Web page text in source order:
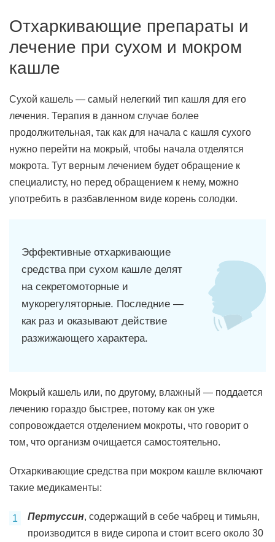
Отхаркивающие препараты и
лечение при сухом и мокром
кашле
Сухой кашель — самый нелегкий тип кашля для его
лечения. Терапия в данном случае более
продолжительная, так как для начала с кашля сухого
нужно перейти на мокрый, чтобы начала отделятся
мокрота. Тут верным лечением будет обращение к
специалисту, но перед обращением к нему, можно
употребить в разбавленном виде корень солодки.
Эффективные отхаркивающие
средства при сухом кашле делят
на секретомоторные и
мукорегуляторные. Последние —
как раз и оказывают действие
разжижающего характера.
Мокрый кашель или, по другому, влажный — поддается
лечению гораздо быстрее, потому как он уже
сопровождается отделением мокроты, что говорит о
том, что организм очищается самостоятельно.
Отхаркивающие средства при мокром кашле включают
такие медикаменты:
Пертуссин, содержащий в себе чабрец и тимьян,
производится в виде сиропа и стоит всего около 30